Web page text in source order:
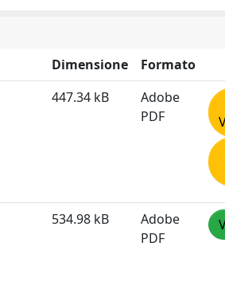
Dimensione
Formato
447.34 kB
Adobe
PDF
534.98 kB
Adobe
PDF